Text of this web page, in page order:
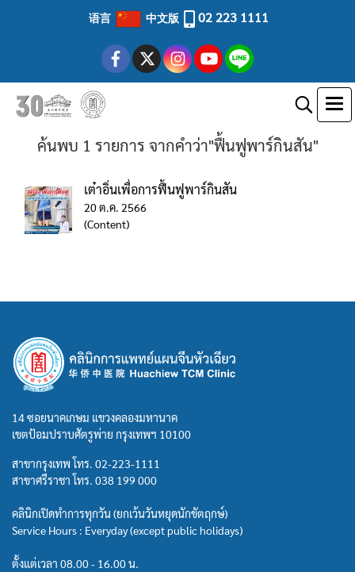
语言 中文版 02 223 1111
ค้นพบ 1 รายการ จากคำว่า"ฟื้นฟูพาร์กินสัน"
เต๋าอิ่นเพื่อการฟื้นฟูพาร์กินสัน
20 ต.ค. 2566
(Content)
14 ซอยนาคเกษม แขวงคลองมหานาค
เขตป้อมปราบศัตรูพ่าย กรุงเทพฯ 10100
สาขากรุงเทพ โทร. 02-223-1111
สาขาศรีราชา โทร. 038 199 000
คลินิกเปิดทำการทุกวัน (ยกเว้นวันหยุดนักขัตฤกษ์)
Service Hours : Everyday (except public holidays)
ตั้งแต่เวลา 08.00 - 16.00 น.